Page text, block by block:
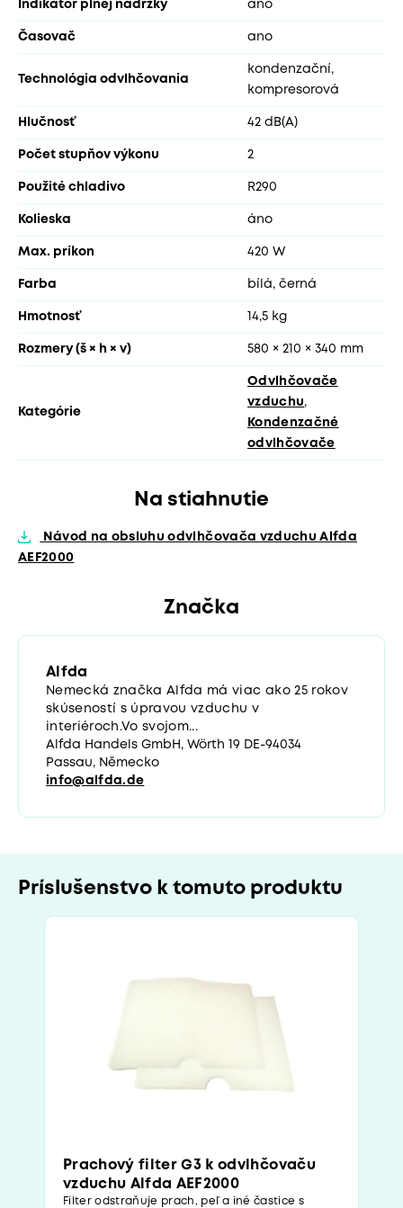
Indikátor plnej nádržky ano
Časovač ano
Technológia odvlhčovania
kondenzační,
kompresorová
Hlučnosť 42 dB(A)
Počet stupňov výkonu 2
Použité chladivo R290
Kolieska áno
Max. príkon 420 W
Farba bílá, černá
Hmotnosť 14,5 kg
Rozmery (š × h × v) 580 × 210 × 340 mm
Kategórie
Odvlhčovače
vzduchu,
Kondenzačné
odvlhčovače
Na stiahnutie
Návod na obsluhu odvlhčovača vzduchu Alfda
AEF2000
Značka
Alfda
Nemecká značka Alfda má viac ako 25 rokov
skúseností s úpravou vzduchu v
interiéroch.Vo svojom...
Alfda Handels GmbH, Wörth 19 DE-94034
Passau, Německo
info@alfda.de
Príslušenstvo k tomuto produktu
Prachový filter G3 k odvlhčovaču
vzduchu Alfda AEF2000
Filter odstraňuje prach, peľ a iné častice s